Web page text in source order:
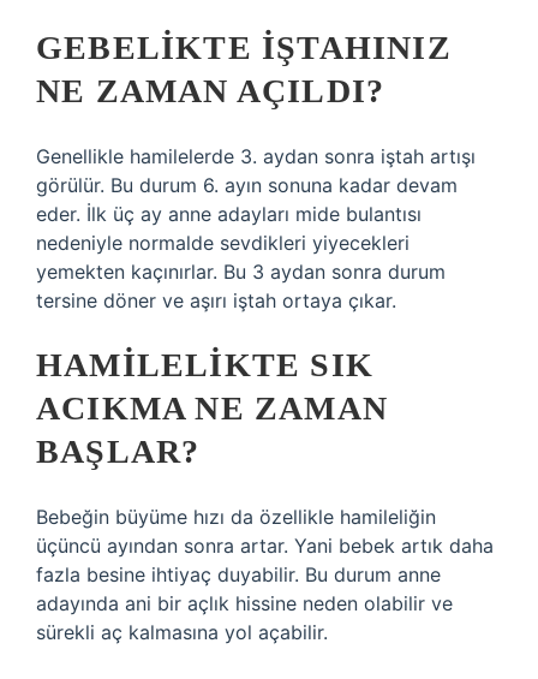
GEBELIKTE IŞTAHINIZ
NE ZAMAN AÇILDI?
Genellikle hamilelerde 3. aydan sonra iştah artışı
görülür. Bu durum 6. ayın sonuna kadar devam
eder. İlk üç ay anne adayları mide bulantısı
nedeniyle normalde sevdikleri yiyecekleri
yemekten kaçınırlar. Bu 3 aydan sonra durum
tersine döner ve aşırı iştah ortaya çıkar.
HAMILELIKTE SIK
ACIKMA NE ZAMAN
BAŞLAR?
Bebeğin büyüme hızı da özellikle hamileliğin
üçüncü ayından sonra artar. Yani bebek artık daha
fazla besine ihtiyaç duyabilir. Bu durum anne
adayında ani bir açlık hissine neden olabilir ve
sürekli aç kalmasına yol açabilir.